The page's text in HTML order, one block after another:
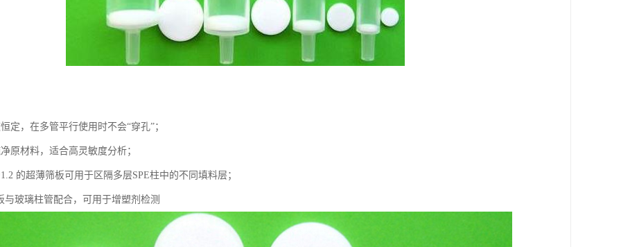
定，在多管平行使用时不会“穿孔”；
原材料，适合高灵敏度分析；
的超薄筛板可用于区隔多层SPE柱中的不同填料层；
与玻璃柱管配合，可用于增塑剂检测